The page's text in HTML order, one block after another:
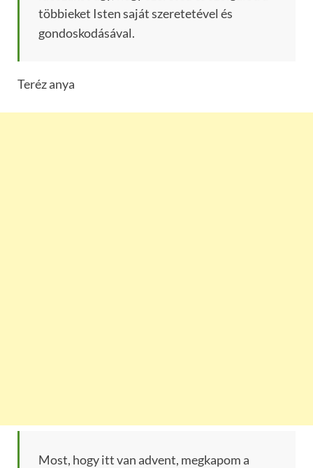
többieket Isten saját szeretetével és
gondoskodásával.
Teréz anya
Most, hogy itt van advent, megkapom a